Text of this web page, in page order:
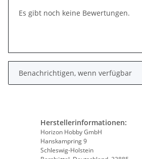
Es gibt noch keine Bewertungen.
Benachrichtigen, wenn verfügbar
Herstellerinformationen:
Horizon Hobby GmbH
Hanskampring 9
Schleswig-Holstein